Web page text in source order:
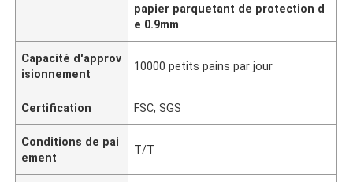
papier parquetant de protection d
e 0.9mm
Capacité d'approv
isionnement
10000 petits pains par jour
Certification FSC, SGS
Conditions de pai
ement
T/T